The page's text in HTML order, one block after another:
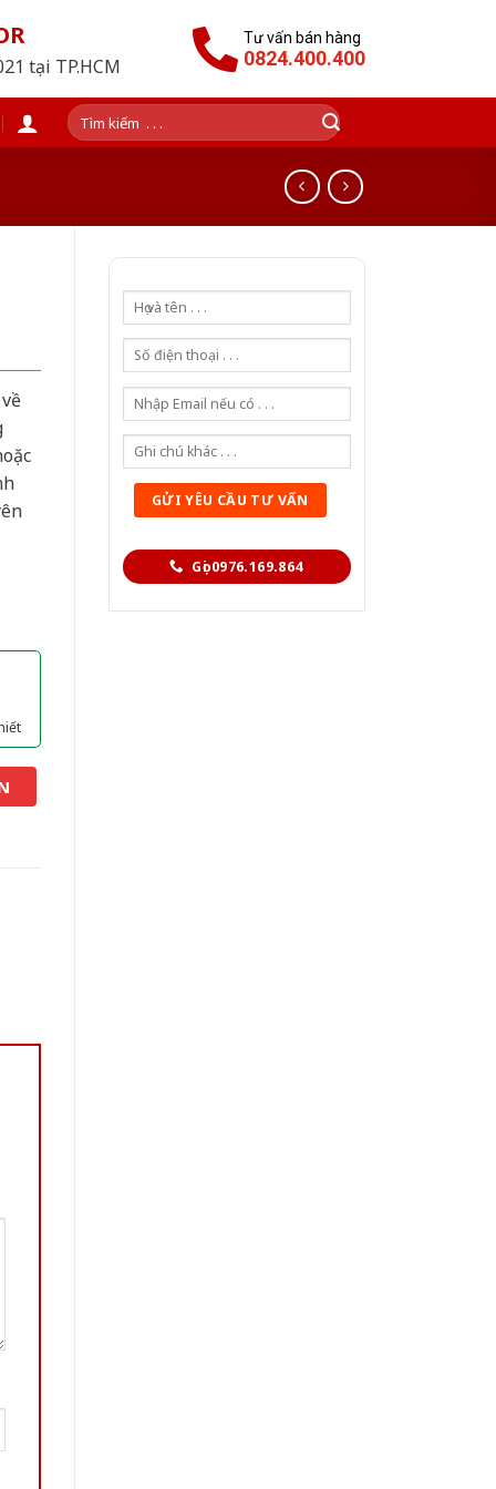
tại TP.HCM
Tư vấn bán hàng
0824.400.400
Tìm
kiếm:
Gọi 0976.169.864